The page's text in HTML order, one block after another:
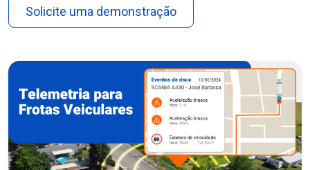
Solicite uma demonstração